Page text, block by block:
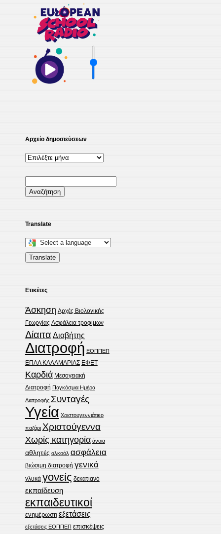
Αρχείο δημοσιεύσεων
Αρχείο
για:
Translate
Select
a
translate
page
Translate
Ετικέτες
Άσκηση Αρχές Βιολογικής
Γεωργίας Ασφάλεια τροφίμων
Δίαιτα Διαβήτης
Διατροφή ΕΟΠΠΕΠ
ΕΠΑΛ ΚΑΛΑΜΑΡΙΑΣ ΕΦΕΤ
Καρδιά Μεσογειακή
Διατροφή Παγκόσμια Ημέρα
Διατροφής Συνταγές
Υγεία Χριστουγεννιάτικο
παζάρι Χριστούγεννα
Χωρίς κατηγορία άνοια
αθλητές αλκοόλ ασφάλεια
βιώσιμη διατροφή γενικά
γλυκά γονείς δεκατιανό
εκπαίδευση
εκπαιδευτικοί
ενημέρωση εξετάσεις
εξετάσεις ΕΟΠΠΕΠ επισκέψεις